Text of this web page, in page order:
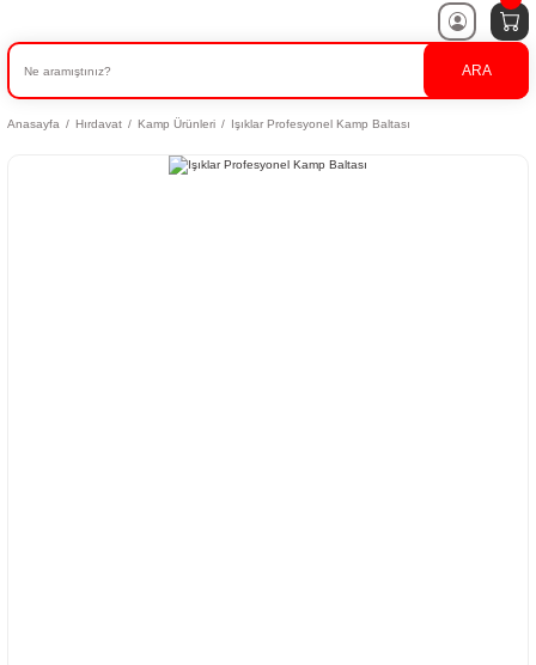
ARA
Anasayfa Hırdavat Kamp Ürünleri Işıklar Profesyonel Kamp Baltası